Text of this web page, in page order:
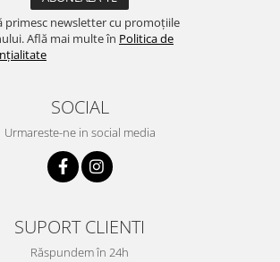
primesc newsletter cu promoțiile
Află mai multe în Politica de
SOCIAL
Urmareste-ne in social media
SUPORT CLIENTI
Răspundem în 24h